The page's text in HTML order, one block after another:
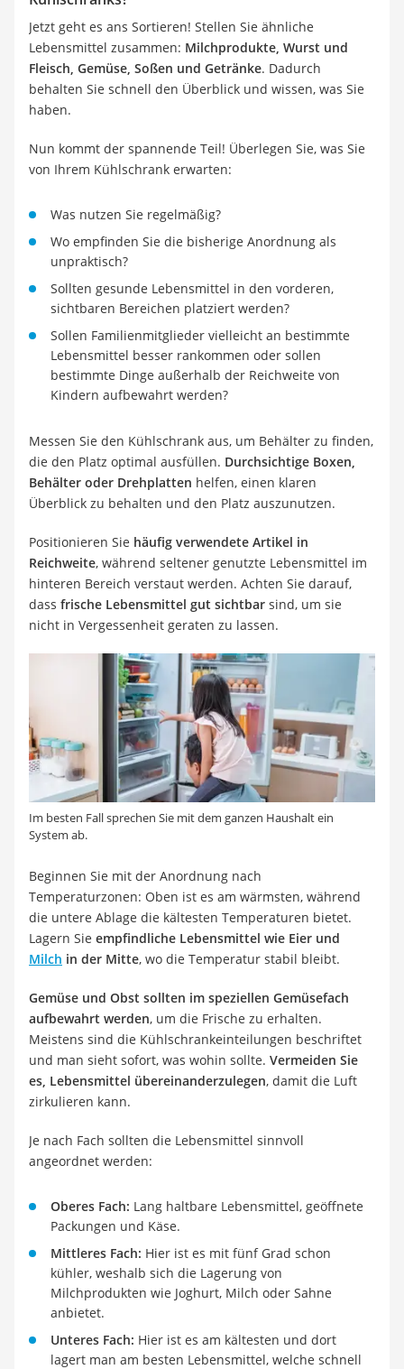
Jetzt geht es ans Sortieren! Stellen Sie ähnliche
Lebensmittel zusammen: Milchprodukte, Wurst und
Fleisch, Gemüse, Soßen und Getränke. Dadurch
behalten Sie schnell den Überblick und wissen, was Sie
haben.
Nun kommt der spannende Teil! Überlegen Sie, was Sie
von Ihrem Kühlschrank erwarten:
Was nutzen Sie regelmäßig?
Wo empfinden Sie die bisherige Anordnung als
unpraktisch?
Sollten gesunde Lebensmittel in den vorderen,
sichtbaren Bereichen platziert werden?
Sollen Familienmitglieder vielleicht an bestimmte
Lebensmittel besser rankommen oder sollen
bestimmte Dinge außerhalb der Reichweite von
Kindern aufbewahrt werden?
Messen Sie den Kühlschrank aus, um Behälter zu finden,
die den Platz optimal ausfüllen. Durchsichtige Boxen,
Behälter oder Drehplatten helfen, einen klaren
Überblick zu behalten und den Platz auszunutzen.
Positionieren Sie häufig verwendete Artikel in
Reichweite, während seltener genutzte Lebensmittel im
hinteren Bereich verstaut werden. Achten Sie darauf,
dass frische Lebensmittel gut sichtbar sind, um sie
nicht in Vergessenheit geraten zu lassen.
Im besten Fall sprechen Sie mit dem ganzen Haushalt ein
System ab.
Beginnen Sie mit der Anordnung nach
Temperaturzonen: Oben ist es am wärmsten, während
die untere Ablage die kältesten Temperaturen bietet.
Lagern Sie empfindliche Lebensmittel wie Eier und
Milch in der Mitte, wo die Temperatur stabil bleibt.
Gemüse und Obst sollten im speziellen Gemüsefach
aufbewahrt werden, um die Frische zu erhalten.
Meistens sind die Kühlschrankeinteilungen beschriftet
und man sieht sofort, was wohin sollte. Vermeiden Sie
es, Lebensmittel übereinanderzulegen, damit die Luft
zirkulieren kann.
Je nach Fach sollten die Lebensmittel sinnvoll
angeordnet werden:
Oberes Fach: Lang haltbare Lebensmittel, geöffnete
Packungen und Käse.
Mittleres Fach: Hier ist es mit fünf Grad schon
kühler, weshalb sich die Lagerung von
Milchprodukten wie Joghurt, Milch oder Sahne
anbietet.
Unteres Fach: Hier ist es am kältesten und dort
lagert man am besten Lebensmittel, welche schnell